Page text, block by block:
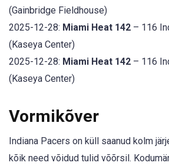
(Gainbridge Fieldhouse)
2025-12-28: Miami Heat 142 – 116
(Kaseya Center)
2025-12-28: Miami Heat 142 – 116
(Kaseya Center)
Vormikõver
Indiana Pacers on küll saanud kolm
kõik need võidud tulid võõrsil.